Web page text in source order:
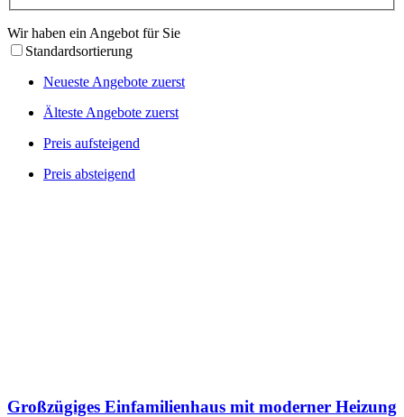
Wir haben ein Angebot für Sie
Standardsortierung
Neueste Angebote zuerst
Älteste Angebote zuerst
Preis aufsteigend
Preis absteigend
Großzügiges Einfamilienhaus mit moderner Heizung